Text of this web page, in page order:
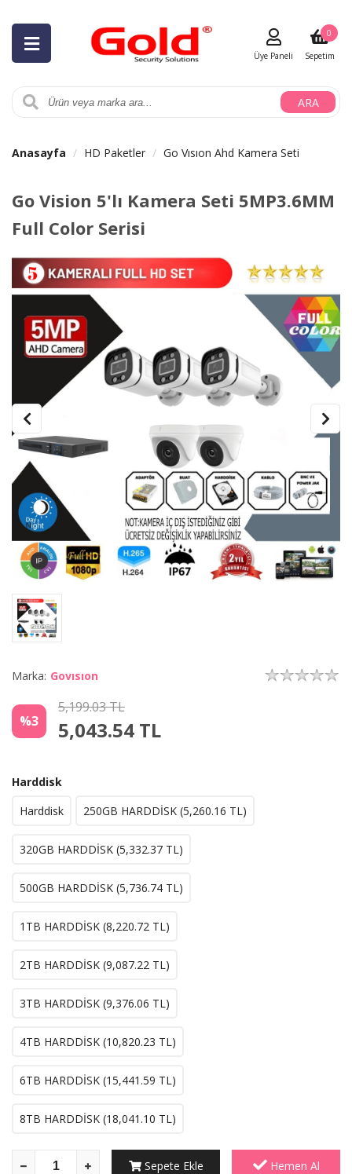
ARA
Üye Paneli Sepetim
0
Anasayfa HD Paketler Go Vısıon Ahd Kamera Seti
Go Vision 5'lı Kamera Seti 5MP3.6MM
Full Color Serisi
Marka: Govısıon
%3
5,199.03 TL
5,043.54 TL
Harddisk
Harddisk
250GB HARDDİSK (5,260.16 TL)
320GB HARDDİSK (5,332.37 TL)
500GB HARDDİSK (5,736.74 TL)
1TB HARDDİSK (8,220.72 TL)
2TB HARDDİSK (9,087.22 TL)
3TB HARDDİSK (9,376.06 TL)
4TB HARDDİSK (10,820.23 TL)
6TB HARDDİSK (15,441.59 TL)
8TB HARDDİSK (18,041.10 TL)
Sepete Ekle Hemen Al